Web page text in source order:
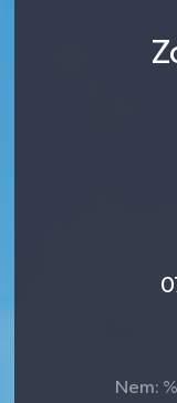
Nem:
Haber Arşivi